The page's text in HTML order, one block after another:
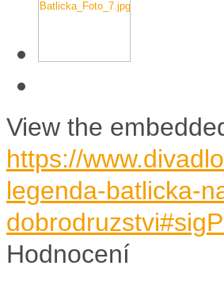
View the
https://
legenda-batlicka-
Hodnocení